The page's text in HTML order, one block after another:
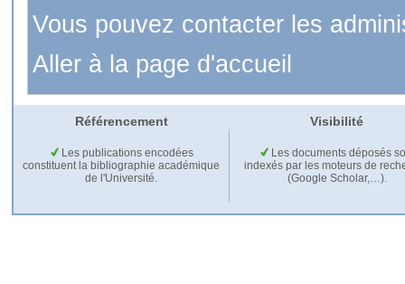
Vous pouvez contacter les
Aller à la page d'accueil
Référencement Visibilité
Les publications encodées
constituent la bibliographie académique
de l'Université.
Les documents déposés
indexés par les moteurs de
(Google Scholar,…).